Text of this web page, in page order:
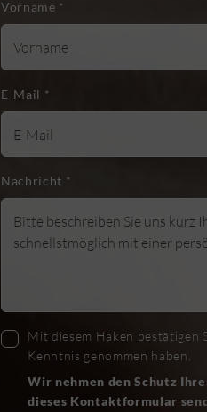
Vorname *
E-Mail *
Nachricht *
Mit diesem Haken bestätigen
Kenntnis genommen haben.
Wir nehmen den Schutz
dieses Kontaktformular